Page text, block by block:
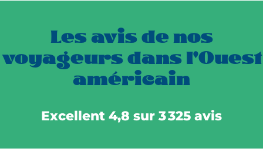
Les avis de nos
voyageurs dans l'Ouest
américain
Excellent 4,8 sur 3 325 avis